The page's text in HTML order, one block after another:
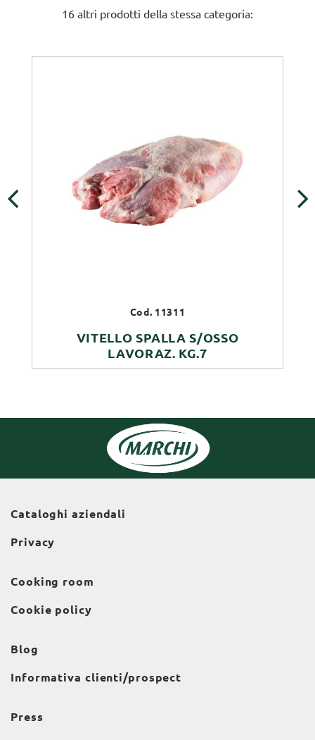
16 altri prodotti della stessa categoria:
Cod. 11311
VITELLO SPALLA S/OSSO
LAVORAZ. KG.7
Cataloghi aziendali
Privacy
Cooking room
Cookie policy
Blog
Informativa clienti/prospect
Press